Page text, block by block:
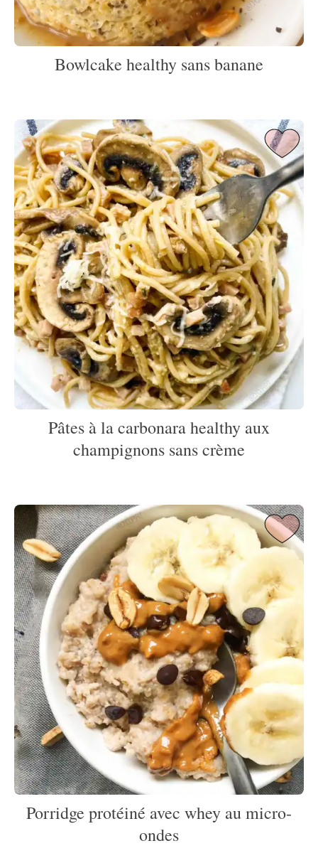
Bowlcake healthy sans banane
Pâtes à la carbonara healthy aux
champignons sans crème
Porridge protéiné avec whey au micro-
ondes